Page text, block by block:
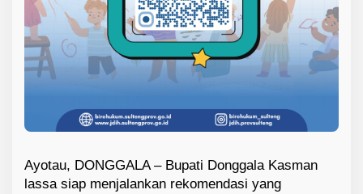
Ayotau, DONGGALA – Bupati Donggala Kasman
lassa siap menjalankan rekomendasi yang